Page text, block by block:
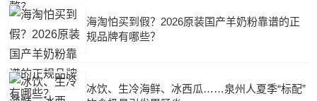
海淘怕买到假？2026原装国产羊奶粉靠谱的正
规品牌有哪些？
冰饮、生冷海鲜、冰西瓜……泉州人夏季“标配”